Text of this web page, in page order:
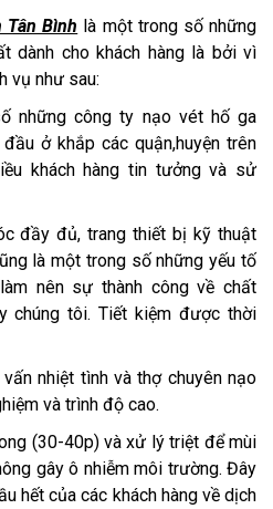
Bình là một trong số những
dành cho khách hàng là bởi vì
vụ như sau:
những công ty nạo vét hố ga
ở khắp các quận,huyện trên
khách hàng tin tưởng và sử
đầy đủ, trang thiết bị kỹ thuật
là một trong số những yếu tố
nên sự thành công về chất
chúng tôi. Tiết kiệm được thời
nhiệt tình và thợ chuyên nạo
và trình độ cao.
(30-40p) và xử lý triệt để mùi
gây ô nhiễm môi trường. Đây
hết của các khách hàng về dịch